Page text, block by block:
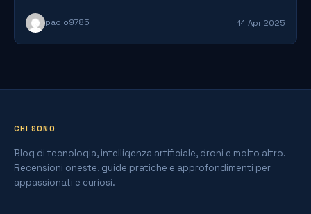
paolo9785 14 Apr 2025
CHI SONO
Blog di tecnologia, intelligenza artificiale, droni e molto altro.
Recensioni oneste, guide pratiche e approfondimenti per
appassionati e curiosi.